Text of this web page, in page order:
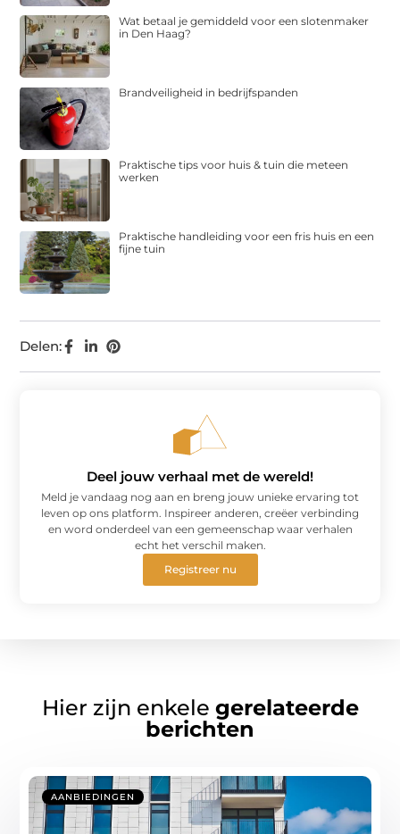
Delen:
Wat betaal je gemiddeld voor een slotenmaker
in Den Haag?
Brandveiligheid in bedrijfspanden
Praktische tips voor huis & tuin die meteen
werken
Praktische handleiding voor een fris huis en een
fijne tuin
Deel jouw verhaal met de wereld!
Meld je vandaag nog aan en breng jouw unieke ervaring tot
leven op ons platform. Inspireer anderen, creëer verbinding
en word onderdeel van een gemeenschap waar verhalen
echt het verschil maken.
Registreer nu
Hier zijn enkele gerelateerde
berichten
AANBIEDINGEN